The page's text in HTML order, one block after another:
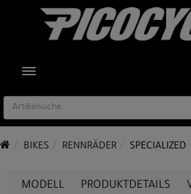
TOGGLE NAVIGATION
BIKES RENNRÄDER SPECIALIZED
MODELL PRODUKTDETAILS